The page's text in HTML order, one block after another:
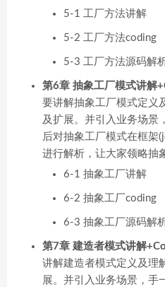
5-1 工厂方法讲解
5-2 工厂方法coding
5-3 工厂方法源码解
第6章 抽象工厂模式讲解
要讲解抽象工厂模式定义
及扩展。并引入业务场景
后对抽象工厂模式在框架
进行解析，让大家领略抽
6-1 抽象工厂讲解
6-2 抽象工厂coding
6-3 抽象工厂源码解
第7章 建造者模式讲解
讲解建造者模式定义及理
展。并引入业务场景，手